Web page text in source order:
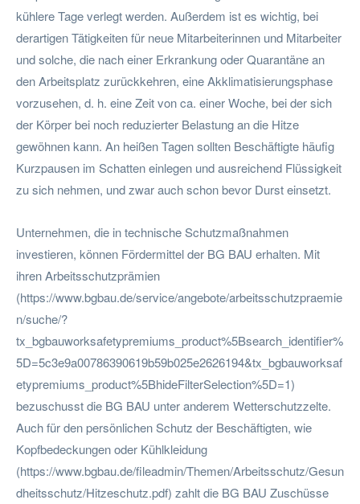
kühlere Tage verlegt werden. Außerdem ist es wichtig, bei
derartigen Tätigkeiten für neue Mitarbeiterinnen und Mitarbeiter
und solche, die nach einer Erkrankung oder Quarantäne an
den Arbeitsplatz zurückkehren, eine Akklimatisierungsphase
vorzusehen, d. h. eine Zeit von ca. einer Woche, bei der sich
der Körper bei noch reduzierter Belastung an die Hitze
gewöhnen kann. An heißen Tagen sollten Beschäftigte häufig
Kurzpausen im Schatten einlegen und ausreichend Flüssigkeit
zu sich nehmen, und zwar auch schon bevor Durst einsetzt.
Unternehmen, die in technische Schutzmaßnahmen
investieren, können Fördermittel der BG BAU erhalten. Mit
ihren Arbeitsschutzprämien
(https://www.bgbau.de/service/angebote/arbeitsschutzpraemie
n/suche/?
tx_bgbauworksafetypremiums_product%5Bsearch_identifier%
5D=5c3e9a00786390619b59b025e2626194&tx_bgbauworksaf
etypremiums_product%5BhideFilterSelection%5D=1)
bezuschusst die BG BAU unter anderem Wetterschutzzelte.
Auch für den persönlichen Schutz der Beschäftigten, wie
Kopfbedeckungen oder Kühlkleidung
(https://www.bgbau.de/fileadmin/Themen/Arbeitsschutz/Gesun
dheitsschutz/Hitzeschutz.pdf) zahlt die BG BAU Zuschüsse